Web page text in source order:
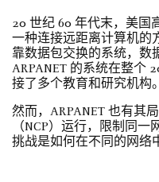
20 世纪 60 年代末，美国
一种连接远距离计算机的
靠数据包交换的系统，数
ARPANET 的系统在整个
接了多个教育和研究机构。
然而，ARPANET 也有其
（NCP）运行，限制同
挑战是如何在不同的网络